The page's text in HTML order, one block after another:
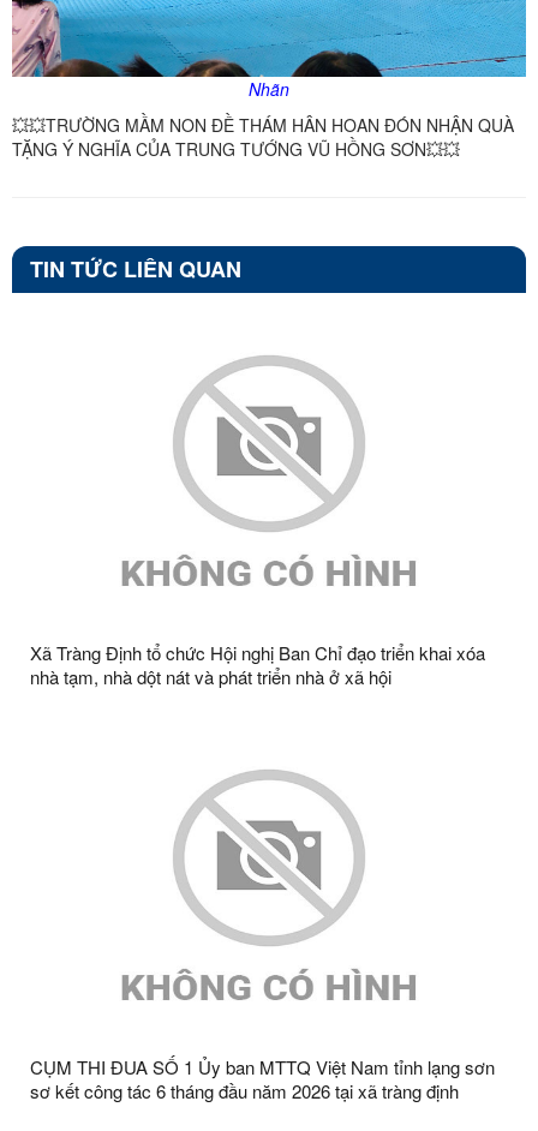
Nhãn
💥💥TRƯỜNG MẦM NON ĐỀ THÁM HÂN HOAN ĐÓN NHẬN QUÀ
TẶNG Ý NGHĨA CỦA TRUNG TƯỚNG VŨ HỒNG SƠN💥💥
TIN TỨC LIÊN QUAN
Xã Tràng Định tổ chức Hội nghị Ban Chỉ đạo triển khai xóa
nhà tạm, nhà dột nát và phát triển nhà ở xã hội
CỤM THI ĐUA SỐ 1 Ủy ban MTTQ Việt Nam tỉnh lạng sơn
sơ kết công tác 6 tháng đầu năm 2026 tại xã tràng định